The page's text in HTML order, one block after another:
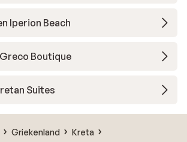
Iperion Beach
Boutique
Suites
Griekenland
Kreta